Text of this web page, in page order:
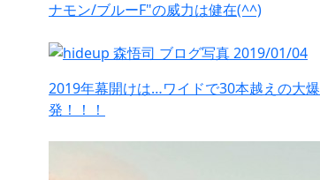
ナモン/ブルーF"の威力は健在(^^)
2019年幕開けは…ワイドで30本越えの大爆
発！！！